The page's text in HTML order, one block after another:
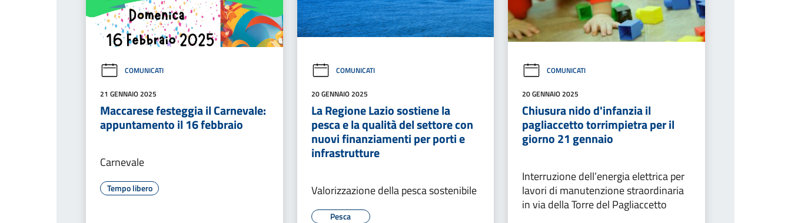
COMUNICATI
21 GENNAIO 2025
Maccarese festeggia il Carnevale:
appuntamento il 16 febbraio
Carnevale
Tempo libero
COMUNICATI
20 GENNAIO 2025
La Regione Lazio sostiene la
pesca e la qualità del settore con
nuovi finanziamenti per porti e
infrastrutture
Valorizzazione della pesca sostenibile
Pesca
COMUNICATI
20 GENNAIO 2025
Chiusura nido d'infanzia il
pagliaccetto torrimpietra per il
giorno 21 gennaio
Interruzione dell’energia elettrica per
lavori di manutenzione straordinaria
in via della Torre del Pagliaccetto